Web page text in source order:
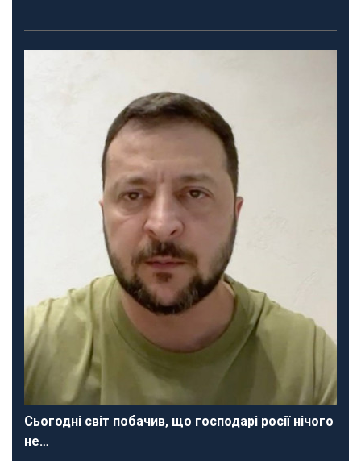
Сьогодні світ побачив, що господарі росії нічого
не…